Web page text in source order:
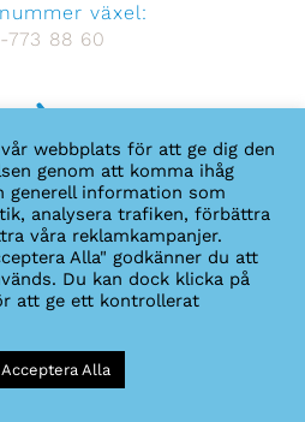
växel:
773 88 60
Hitta hitwebbplats för att ge dig den
genom att komma ihåg
generell information som
analysera trafiken, förbättra
våra reklamkampanjer.
Alla" godkänner du att
Du kan dock klicka på
att ge ett kontrollerat
Acceptera Alla